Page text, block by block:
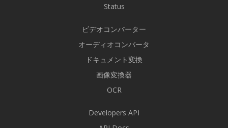
Status
ビデオコンバーター
オーディオコンバータ
ドキュメント変換
画像変換器
OCR
Developers API